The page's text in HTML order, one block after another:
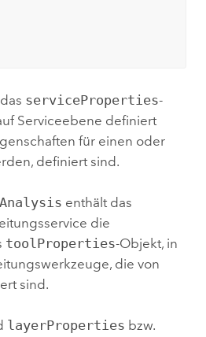
serviceProperties-
Serviceebene definiert
für einen oder
definiert sind.
enthält das
die
toolProperties-Objekt, in
die von
sind.
layerProperties bzw.